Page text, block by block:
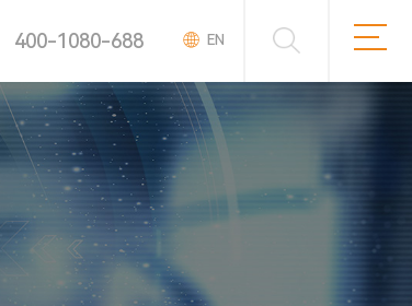
400-1080-688 EN